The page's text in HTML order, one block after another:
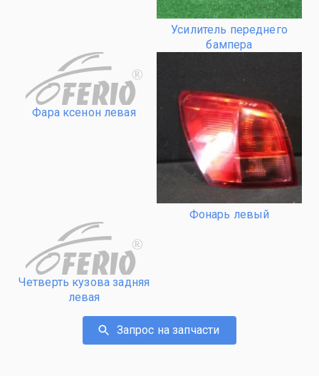
Усилитель переднего
бампера
R
Фара ксенон левая
Фонарь левый
R
Четверть кузова задняя
левая
Запрос на запчасти